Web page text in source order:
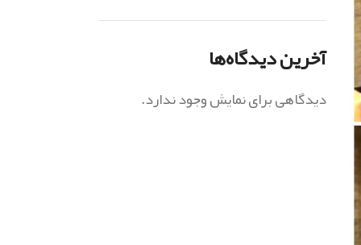
آخرین دیدگاه‌ها
دیدگاهی برای نمایش وجود ندارد.